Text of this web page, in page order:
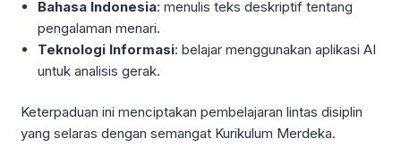
Bahasa Indonesia: menulis teks deskriptif tentang
pengalaman menari.
Teknologi Informasi: belajar menggunakan aplikasi AI
untuk analisis gerak.
Keterpaduan ini menciptakan pembelajaran lintas disiplin
yang selaras dengan semangat Kurikulum Merdeka.